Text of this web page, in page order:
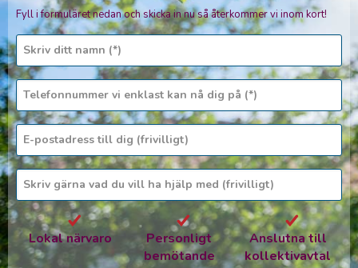
Fyll i formuläret nedan och skicka in nu så återkommer vi inom kort!
Lokal närvaro
Personligt
bemötande
Anslutna till
kollektivavtal